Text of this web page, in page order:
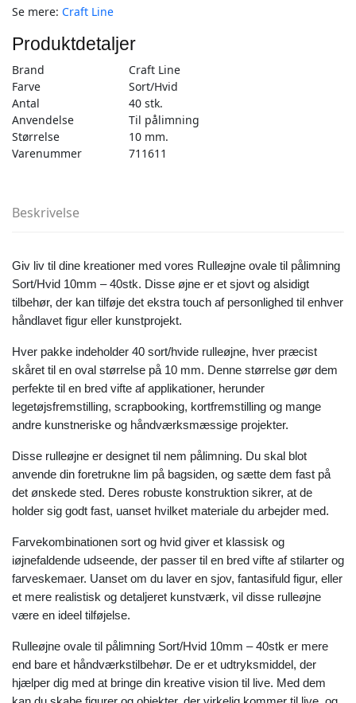
-
antal
Se mere: Craft Line
Produktdetaljer
Brand
Craft Line
Farve
Sort/Hvid
Antal
40 stk.
Anvendelse
Til pålimning
Størrelse
10 mm.
Varenummer
711611
Beskrivelse
Giv liv til dine kreationer med vores Rulleøjne ovale til pålimning
Sort/Hvid 10mm – 40stk. Disse øjne er et sjovt og alsidigt
tilbehør, der kan tilføje det ekstra touch af personlighed til enhver
håndlavet figur eller kunstprojekt.
Hver pakke indeholder 40 sort/hvide rulleøjne, hver præcist
skåret til en oval størrelse på 10 mm. Denne størrelse gør dem
perfekte til en bred vifte af applikationer, herunder
legetøjsfremstilling, scrapbooking, kortfremstilling og mange
andre kunstneriske og håndværksmæssige projekter.
Disse rulleøjne er designet til nem pålimning. Du skal blot
anvende din foretrukne lim på bagsiden, og sætte dem fast på
det ønskede sted. Deres robuste konstruktion sikrer, at de
holder sig godt fast, uanset hvilket materiale du arbejder med.
Farvekombinationen sort og hvid giver et klassisk og
iøjnefaldende udseende, der passer til en bred vifte af stilarter og
farveskemaer. Uanset om du laver en sjov, fantasifuld figur, eller
et mere realistisk og detaljeret kunstværk, vil disse rulleøjne
være en ideel tilføjelse.
Rulleøjne ovale til pålimning Sort/Hvid 10mm – 40stk er mere
end bare et håndværkstilbehør. De er et udtryksmiddel, der
hjælper dig med at bringe din kreative vision til live. Med dem